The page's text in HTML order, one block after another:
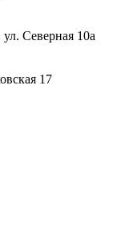
ул. Северная 10а
17